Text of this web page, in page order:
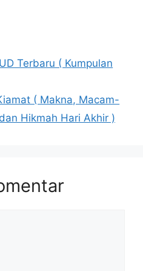
Terbaru ( Kumpulan
( Makna, Macam-
Hikmah Hari Akhir )